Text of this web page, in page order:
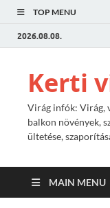
TOP MENU
2026.08.08.
Kerti
Virág infók: Virág,
balkon növények,
ültetése,
MAIN MENU